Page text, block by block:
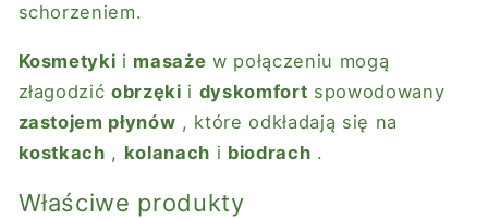
schorzeniem.
Kosmetyki i masaże w połączeniu mogą
złagodzićobrzęki i dyskomfort spowodowany
zastojem płynów , które odkładają się na
kostkach , kolanach i biodrach .
Właściwe produkty